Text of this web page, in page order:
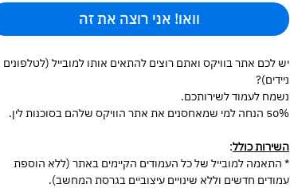
וואו! אני רוצה את זה
יש לכם אתר בוויקס ואתם רוצים להתאים אותו למובייל (לטלפונים
ניידים)?
נשמח לעמוד לשירותכם.
50% הנחה למי שמאחסנים את אתר הוויקס שלהם בסוכנות לין.
השירות כולל:
* התאמה למובייל של כל העמודים הקיימים באתר (ללא הוספת
עמודים חדשים וללא שינויים עיצוביים בגרסת המחשב).